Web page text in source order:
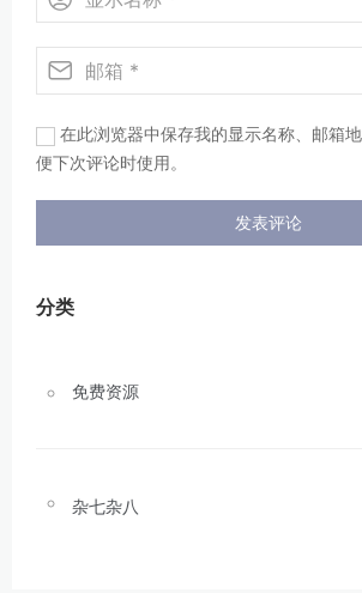
在此浏览器中保存我的显示名称、邮箱
便下次评论时使用。
分类
免费资源
杂七杂八